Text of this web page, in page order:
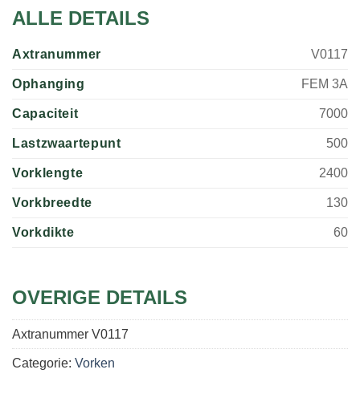
ALLE DETAILS
Axtranummer V0117
Ophanging FEM 3A
Capaciteit 7000
Lastzwaartepunt 500
Vorklengte 2400
Vorkbreedte 130
Vorkdikte 60
OVERIGE DETAILS
Axtranummer V0117
Categorie: Vorken